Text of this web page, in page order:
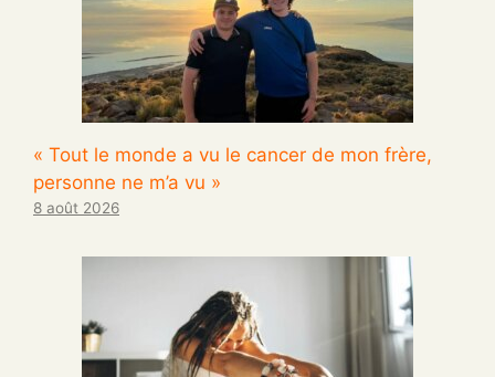
« Tout le monde a vu le cancer de mon frère,
personne ne m’a vu »
8 août 2026